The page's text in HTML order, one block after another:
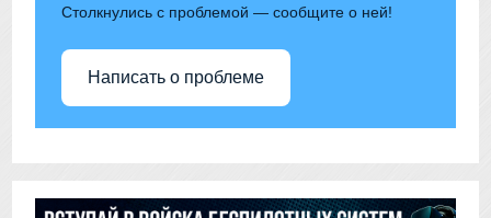
Столкнулись с проблемой — сообщите о ней!
Написать о проблеме